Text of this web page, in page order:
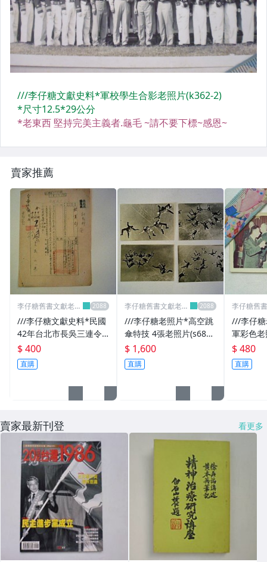
紀念品
全新CD唱片
明星照片
二手DVD/VCD
寫真集
紙鈔
攝影集
其它
賣家推薦
李仔糖舊書文獻老照
///李仔糖文獻史料*民國
42年台北市長吳三連令
各團體宣傳演出之劇本上
演十日前核備(s6811-1)
$ 400
直購
李仔糖舊書文獻老照
///李仔糖老照片*高空跳
傘特技 4張老照片(s689-
5)
$ 1,600
直購
李仔糖舊
///李仔
軍彩色
$ 480
直購
賣家最新刊登 看更多